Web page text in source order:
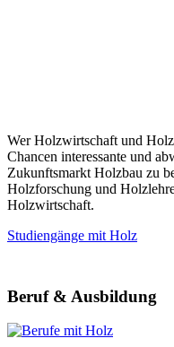
Wer Holzwirtschaft und
Chancen interessante und
Zukunftsmarkt Holzbau zu
Holzforschung und
Holzwirtschaft.
Studiengänge mit Holz
Beruf & Ausbildung